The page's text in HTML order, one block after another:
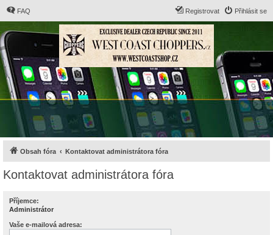
FAQ Přihlásit se
Registrovat
Obsah fóra Kontaktovat administrátora fóra
Kontaktovat administrátora fóra
Příjemce:
Administrátor
Vaše e-mailová adresa: